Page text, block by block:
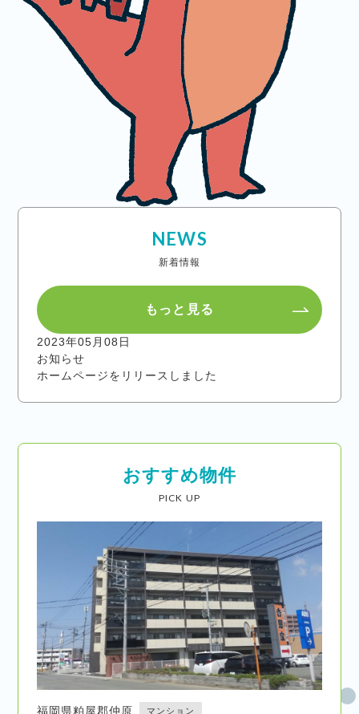
NEWS
新着情報
もっと見る
2023年05月08日
お知らせ
ホームページをリリースしました
おすすめ物件
PICK UP
福岡県粕屋郡仲原 マンション